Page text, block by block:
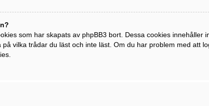
som har skapats av phpBB3 bort. Dessa cookies innehåller
vilka trådar du läst och inte läst. Om du har problem med att